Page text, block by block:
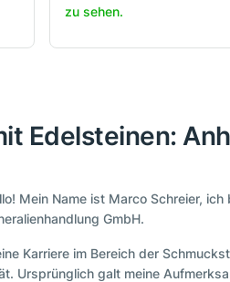
zu sehen.
Edelsteinen:
Mein Name ist Marco Schreier,
GmbH.
Karriere im Bereich der
Ursprünglich galt meine